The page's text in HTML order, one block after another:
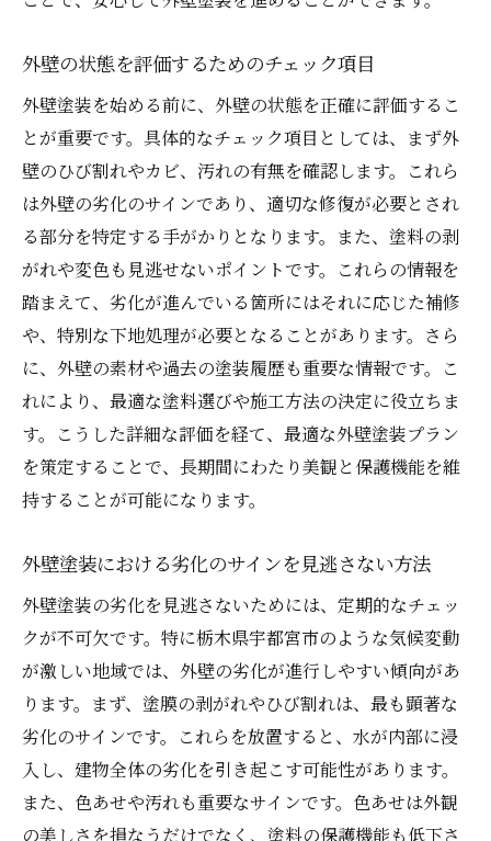
外壁の状態を評価するためのチェック項目
外壁塗装を始める前に、外壁の状態を正確に評価するこ
とが重要です。具体的なチェック項目としては、まず外
壁のひび割れやカビ、汚れの有無を確認します。これら
は外壁の劣化のサインであり、適切な修復が必要とされ
る部分を特定する手がかりとなります。また、塗料の剥
がれや変色も見逃せないポイントです。これらの情報を
踏まえて、劣化が進んでいる箇所にはそれに応じた補修
や、特別な下地処理が必要となることがあります。さら
に、外壁の素材や過去の塗装履歴も重要な情報です。こ
れにより、最適な塗料選びや施工方法の決定に役立ちま
す。こうした詳細な評価を経て、最適な外壁塗装プラン
を策定することで、長期間にわたり美観と保護機能を維
持することが可能になります。
外壁塗装における劣化のサインを見逃さない方法
外壁塗装の劣化を見逃さないためには、定期的なチェッ
クが不可欠です。特に栃木県宇都宮市のような気候変動
が激しい地域では、外壁の劣化が進行しやすい傾向があ
ります。まず、塗膜の剥がれやひび割れは、最も顕著な
劣化のサインです。これらを放置すると、水が内部に浸
入し、建物全体の劣化を引き起こす可能性があります。
また、色あせや汚れも重要なサインです。色あせは外観
の美しさを損なうだけでなく、塗料の保護機能も低下さ